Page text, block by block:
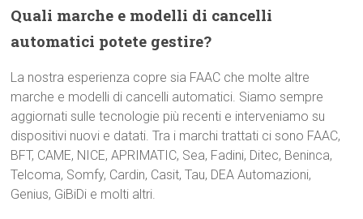
Quali marche e modelli di cancelli
automatici potete gestire?
La nostra esperienza copre sia FAAC che molte altre
marche e modelli di cancelli automatici. Siamo sempre
aggiornati sulle tecnologie più recenti e interveniamo su
dispositivi nuovi e datati. Tra i marchi trattati ci sono FAAC,
BFT, CAME, NICE, APRIMATIC, Sea, Fadini, Ditec, Beninca,
Telcoma, Somfy, Cardin, Casit, Tau, DEA Automazioni,
Genius, GiBiDi e molti altri.